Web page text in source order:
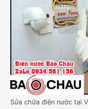
Sửa chữa điện nước tại